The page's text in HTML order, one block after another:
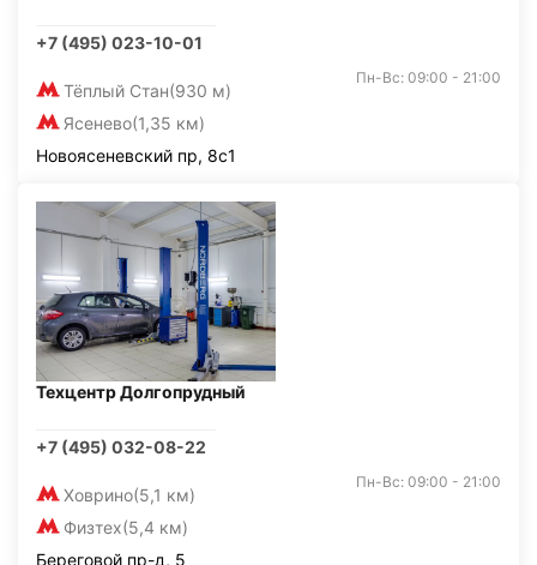
+7 (495) 023-10-01
Тёплый Стан(930 м)
Ясенево(1,35 км)
Пн-Вс: 09:00 - 21:00
Новоясеневский пр, 8с1
Техцентр Долгопрудный
+7 (495) 032-08-22
Ховрино(5,1 км)
Физтех(5,4 км)
Пн-Вс: 09:00 - 21:00
Береговой пр-д, 5